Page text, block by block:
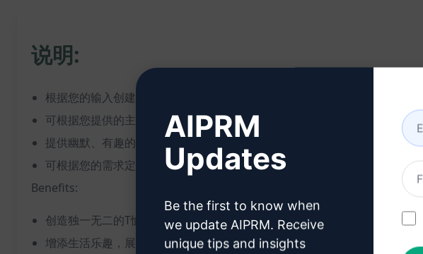
说明:
根据您的输入创建有趣的T恤语录
可根据您提供的主题、关键词或想法创作个性化的T恤语录
提供幽默、有趣的设计概念
可根据您的需求定制独特的T恤设计
Benefits:
创造独一无二的T恤语录
增添生活乐趣，展示个性
AIPRM
Updates
Be the first to know when
we update AIPRM. Receive
unique tips and insights